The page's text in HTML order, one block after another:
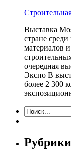
Выставка
стране
материалов
очередная
Экспо В
более 2 300
Рубрики